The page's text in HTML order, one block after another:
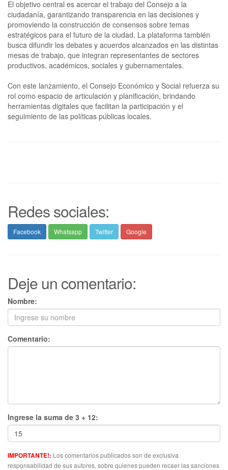
El objetivo central es acercar el trabajo del Consejo a la
ciudadanía, garantizando transparencia en las decisiones y
promoviendo la construcción de consensos sobre temas
estratégicos para el futuro de la ciudad. La plataforma también
busca difundir los debates y acuerdos alcanzados en las distintas
mesas de trabajo, que integran representantes de sectores
productivos, académicos, sociales y gubernamentales.
Con este lanzamiento, el Consejo Económico y Social refuerza su
rol como espacio de articulación y planificación, brindando
herramientas digitales que facilitan la participación y el
seguimiento de las políticas públicas locales.
Redes sociales:
Facebook Whatsapp Twitter Google
Deje un comentario:
Nombre:
Comentario:
Ingrese la suma de 3 + 12:
IMPORTANTE!: Los comentarios publicados son de exclusiva
responsabilidad de sus autores, sobre quienes pueden recaer las sanciones